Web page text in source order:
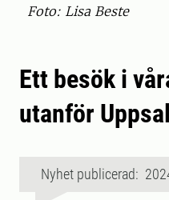
Foto: Lisa Beste
Ett besök i
utanför
Nyhet publicerad: